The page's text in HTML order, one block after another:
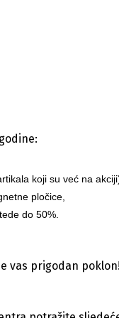
godine:
koji su već na
pločice,
do 50%.
vas prigodan poklon!